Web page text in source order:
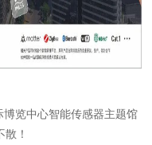
博览中心智能传感器主题馆
！